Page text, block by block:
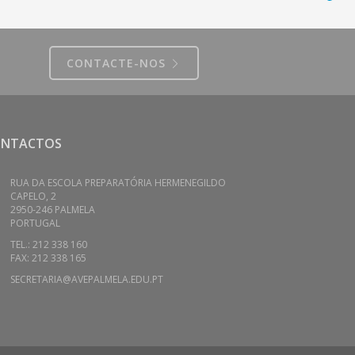
CONTACTE-NOS
RUA DA ESCOLA PREPARATÓRIA HERMENEGILDO
CAPELO, 2
2950-246 PALMELA
PORTUGAL
TEL.: 212 338 160
FAX: 212 338 165
SECRETARIA@AVEPALMELA.EDU.PT